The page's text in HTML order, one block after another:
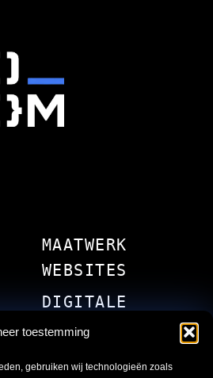
toestemming
gebruiken wij technologieën zoals
MAATWERK
WEBSITES
DIGITALE
OPLOSSINGEN
AUTOMATISEREN